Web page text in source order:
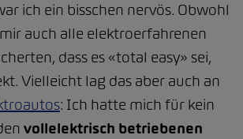
ich ein bisschen nervös. Obwohl
auch alle elektroerfahrenen
dass es «total easy» sei,
Vielleicht lag das aber auch an
: Ich hatte mich für kein
vollelektrisch betriebenen